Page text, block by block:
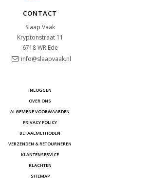
CONTACT
Slaap Vaak
Kryptonstraat 11
6718 WR Ede
info@slaapvaak.nl
INLOGGEN
OVER ONS
ALGEMENE VOORWAARDEN
PRIVACY POLICY
BETAALMETHODEN
VERZENDEN & RETOURNEREN
KLANTENSERVICE
KLACHTEN
SITEMAP